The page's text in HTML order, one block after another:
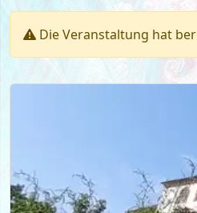
Die Veranstaltung hat